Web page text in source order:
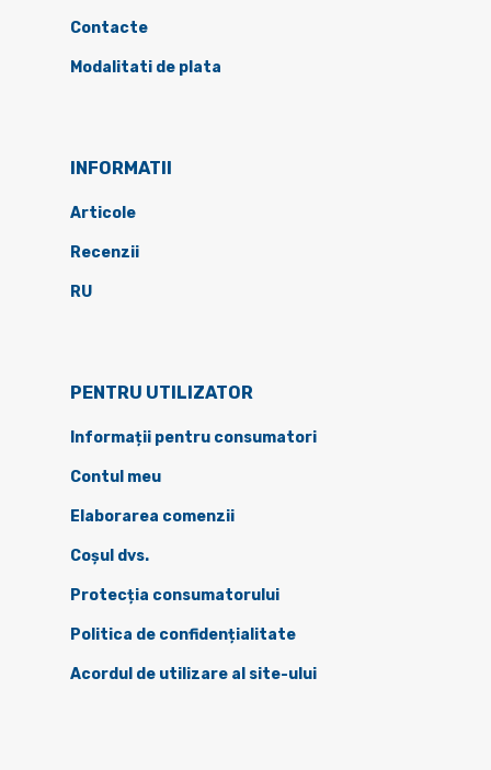
Contacte
Modalitati de plata
INFORMATII
Articole
Recenzii
RU
PENTRU UTILIZATOR
Informații pentru consumatori
Contul meu
Elaborarea comenzii
Coșul dvs.
Protecția consumatorului
Politica de confidențialitate
Acordul de utilizare al site-ului